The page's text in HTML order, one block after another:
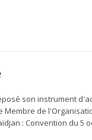
son instrument
Membre de
: Convention du 5